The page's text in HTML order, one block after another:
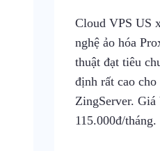
Cloud VPS US
nghệ ảo hóa
thuật đạt tiêu
định rất cao
ZingServer.
115.000đ/tháng.